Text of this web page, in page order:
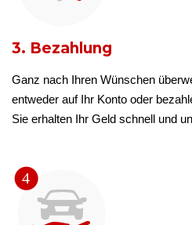
3. Bezahlung
Ganz nach Ihren Wünschen
entweder auf Ihr Konto oder
Sie erhalten Ihr Geld schnell und